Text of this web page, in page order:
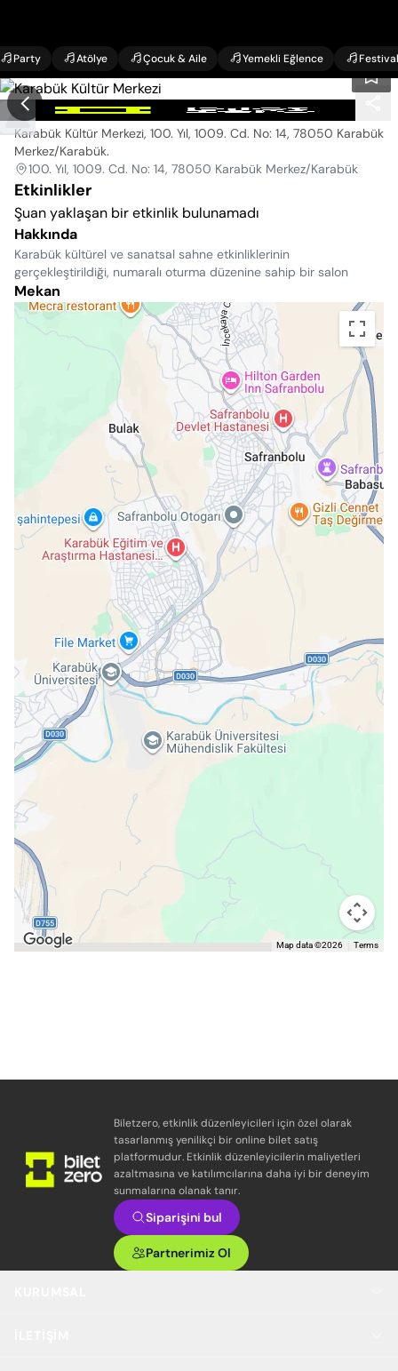
Party Atölye Çocuk & Aile Yemekli Eğlence Festival
Karabük Kültür Merkezi
Karabük Kültür Merkezi, 100. Yıl, 1009. Cd. No: 14, 78050 Karabük
Merkez/Karabük.
100. Yıl, 1009. Cd. No: 14, 78050 Karabük Merkez/Karabük
Etkinlikler
Şuan yaklaşan bir etkinlik bulunamadı
Hakkında
Karabük kültürel ve sanatsal sahne etkinliklerinin
gerçekleştirildiği, numaralı oturma düzenine sahip bir salon
Mekan
Map data ©2026 Terms
Biletzero, etkinlik düzenleyicileri için özel olarak
tasarlanmış yenilikçi bir online bilet satış
platformudur. Etkinlik düzenleyicilerin maliyetleri
azaltmasına ve katılımcılarına daha iyi bir deneyim
sunmalarına olanak tanır.
Siparişini bul
Partnerimiz Ol